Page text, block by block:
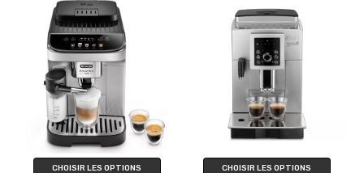
CHOISIR LES OPTIONS CHOISIR LES OPTIONS